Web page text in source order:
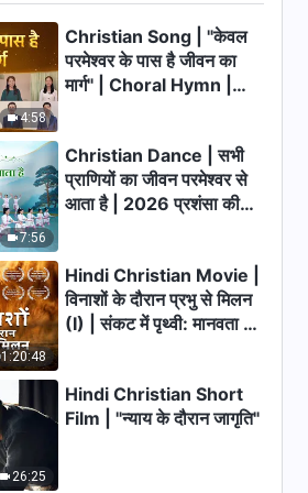
4:58
Christian Song | "केवल
परमेश्वर के पास है जीवन का
मार्ग" | Choral Hymn |
7:56
Christian Dance | सभी
प्राणियों का जीवन परमेश्वर से
आता है | 2026 प्रशंसा की
1:20:48
Hindi Christian Movie |
विनाशों के दौरान प्रभु से मिलन
(I) | संकट में पृथ्वी: मानवता का
26:25
Hindi Christian Short
Film | "न्याय के दौरान जागृति"